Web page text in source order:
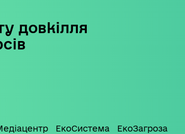
довкілля
ЕкоСистема ЕкоЗагроза